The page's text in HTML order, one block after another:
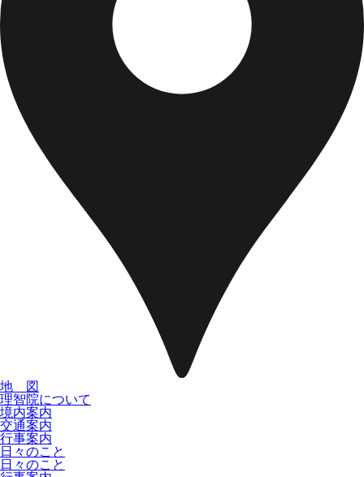
地 図
理智院について
境内案内
交通案内
行事案内
日々のこと
日々のこと